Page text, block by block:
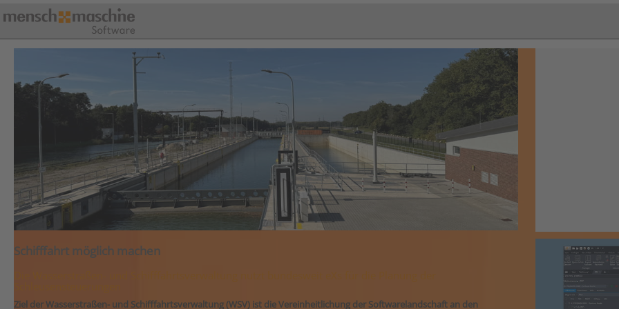
Schifffahrt möglich machen
Ziel der Wasserstraßen- und Schifffahrtsverwaltung (WSV) ist die Vereinheitlichung der Softwarelandschaft an den